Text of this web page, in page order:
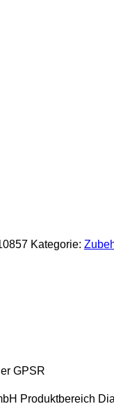
Kategorie:
GPSR
Produktbereich